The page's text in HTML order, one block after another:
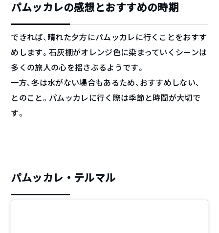
パムッカレの感想とおすすめの時期
できれば、晴れた夕方にパムッカレに行くことをおすす
めします。石灰棚がオレンジ色に染まっていくシーンは
多くの旅人の心を揺さぶるようです。
一方、冬は水がない場合もあるため、おすすめしない、
とのこと。パムッカレに行く際は季節と時間が大切で
す。
パムッカレ・テルマル